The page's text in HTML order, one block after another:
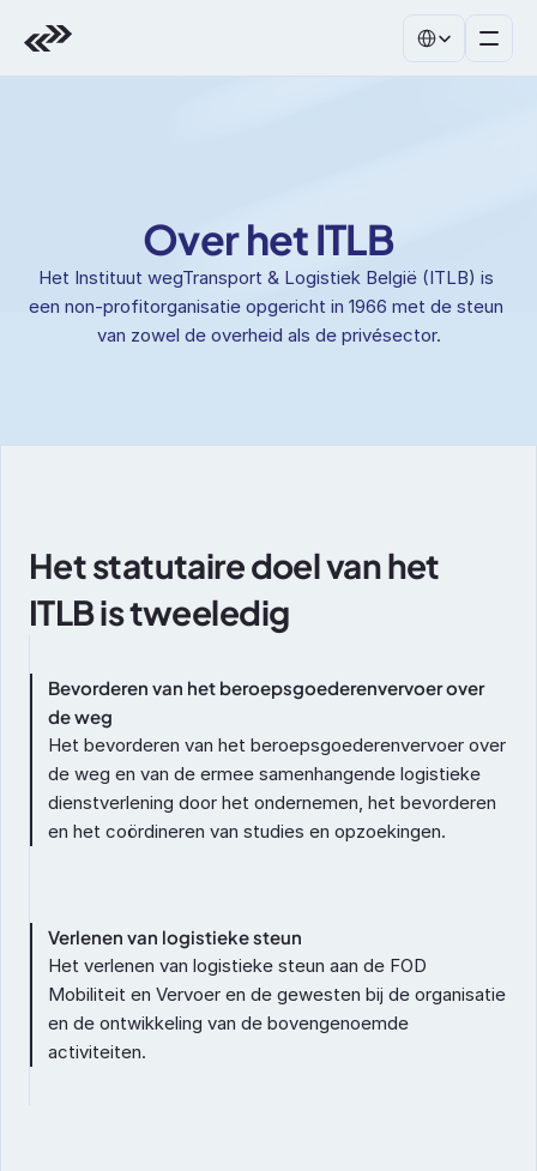
Over het ITLB
Het Instituut wegTransport & Logistiek België (ITLB) is
een non-profitorganisatie opgericht in 1966 met de steun
van zowel de overheid als de privésector.
Het statutaire doel van het
ITLB is tweeledig
Bevorderen van het beroepsgoederenvervoer over
de weg
Het bevorderen van het beroepsgoederenvervoer over
de weg en van de ermee samenhangende logistieke
dienstverlening door het ondernemen, het bevorderen
en het coördineren van studies en opzoekingen.
Verlenen van logistieke steun
Het verlenen van logistieke steun aan de FOD
Mobiliteit en Vervoer en de gewesten bij de organisatie
en de ontwikkeling van de bovengenoemde
activiteiten.